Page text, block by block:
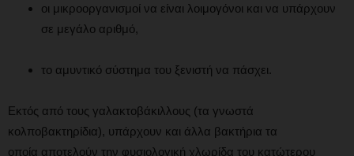
οι μικροοργανισμοί να είναι λοιμογόνοι και να υπάρχουν
σε μεγάλο αριθμό,
το αμυντικό σύστημα του ξενιστή να πάσχει.
Εκτός από τους γαλακτοβάκιλλους (τα γνωστά
κολποβακτηρίδια), υπάρχουν και άλλα βακτήρια τα
οποία αποτελούν την φυσιολογική χλωρίδα του κατώτερου